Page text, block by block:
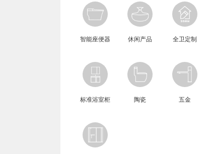
智能座便器 休闲产品 全卫定制
标准浴室柜 陶瓷 五金